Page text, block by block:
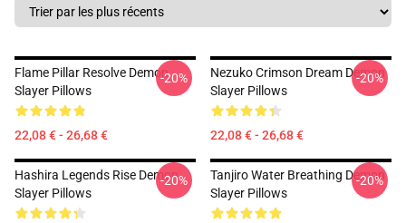
Flame Pillar Resolve Demon
Slayer Pillows
22,08 € - 26,68 €
-20%
Nezuko Crimson Dream Demon
Slayer Pillows
22,08 € - 26,68 €
-20%
Hashira Legends Rise Demon
Slayer Pillows
-20%
Tanjiro Water Breathing Demon
Slayer Pillows
-20%